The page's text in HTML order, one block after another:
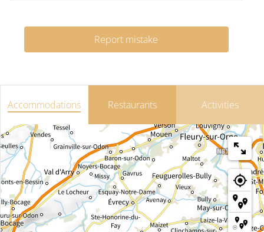
Report mistake
Accommodations Restaurants Activities